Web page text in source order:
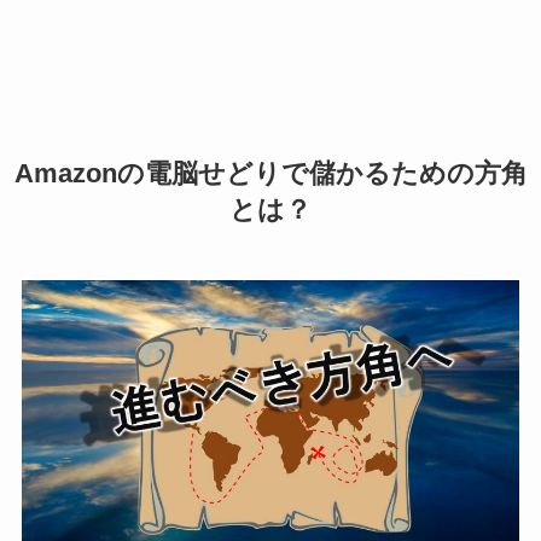
Amazonの電脳せどりで儲かるための方角
とは？